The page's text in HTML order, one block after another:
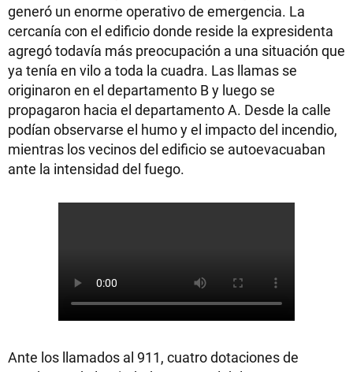
generó un enorme operativo de emergencia. La
cercanía con el edificio donde reside la expresidenta
agregó todavía más preocupación a una situación que
ya tenía en vilo a toda la cuadra. Las llamas se
originaron en el departamento B y luego se
propagaron hacia el departamento A. Desde la calle
podían observarse el humo y el impacto del incendio,
mientras los vecinos del edificio se autoevacuaban
ante la intensidad del fuego.
Ante los llamados al 911, cuatro dotaciones de